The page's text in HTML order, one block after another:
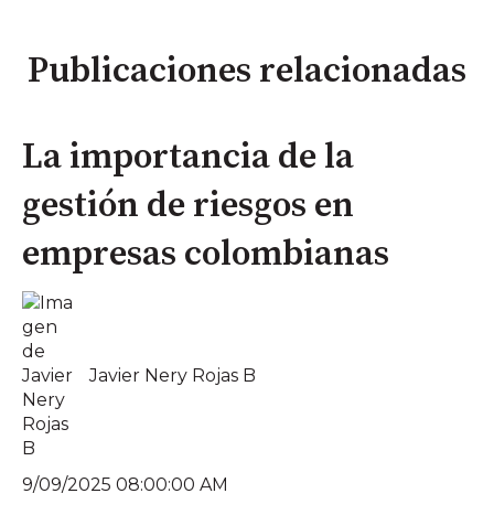
Publicaciones relacionadas
La importancia de la
gestión de riesgos en
empresas colombianas
Javier Nery Rojas B
9/09/2025 08:00:00 AM